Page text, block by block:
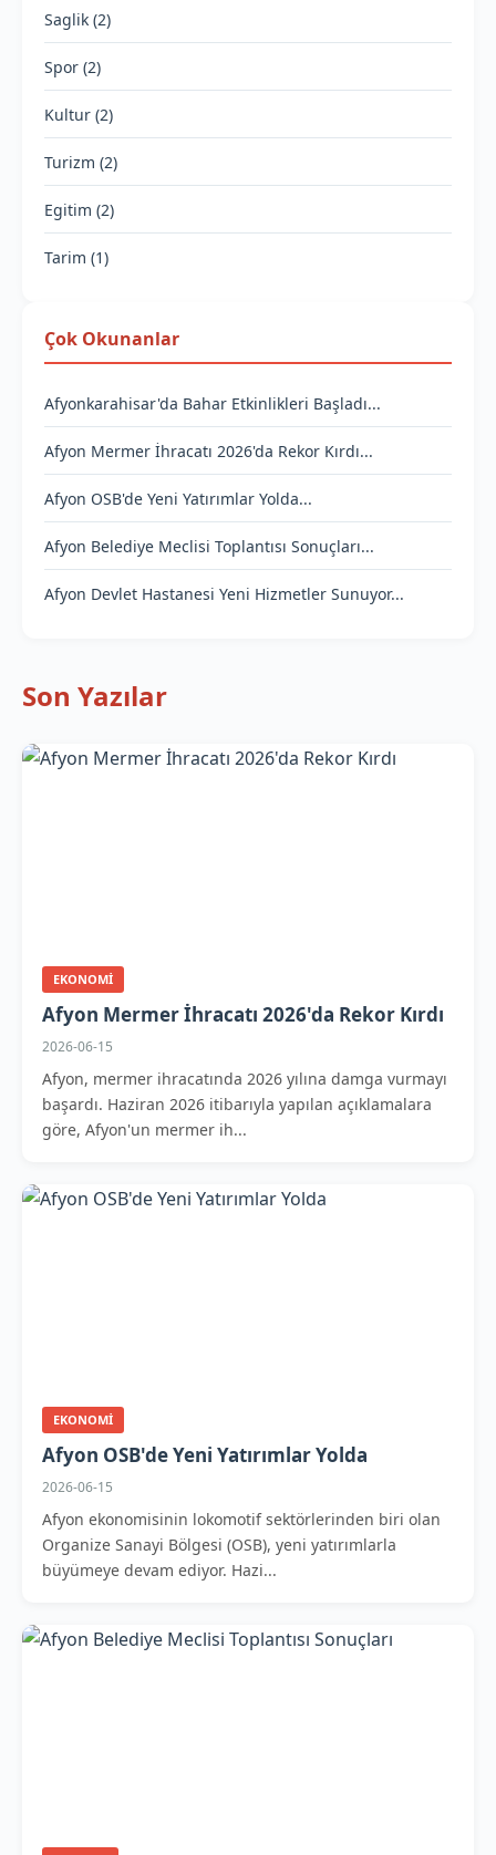
Saglik (2)
Spor (2)
Kultur (2)
Turizm (2)
Egitim (2)
Tarim (1)
Çok Okunanlar
Afyonkarahisar'da Bahar Etkinlikleri Başladı...
Afyon Mermer İhracatı 2026'da Rekor Kırdı...
Afyon OSB'de Yeni Yatırımlar Yolda...
Afyon Belediye Meclisi Toplantısı Sonuçları...
Afyon Devlet Hastanesi Yeni Hizmetler Sunuyor...
Son Yazılar
EKONOMI
Afyon Mermer İhracatı 2026'da Rekor Kırdı
2026-06-15
Afyon, mermer ihracatında 2026 yılına damga vurmayı
başardı. Haziran 2026 itibarıyla yapılan açıklamalara
göre, Afyon'un mermer ih...
EKONOMI
Afyon OSB'de Yeni Yatırımlar Yolda
2026-06-15
Afyon ekonomisinin lokomotif sektörlerinden biri olan
Organize Sanayi Bölgesi (OSB), yeni yatırımlarla
büyümeye devam ediyor. Hazi...